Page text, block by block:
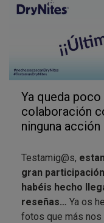
de producto, que
aporta bienestar
Ya queda
colaboración
ninguna
Testamig@s,
gran
habéis hecho
reseñas… Ya os
fotos que más nos